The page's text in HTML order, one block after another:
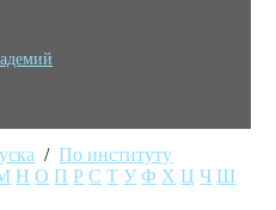
/По институту
Н О П Р С Т У Ф Х Ц Ч Ш